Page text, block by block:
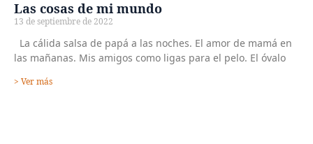
Las cosas de mi mundo
13 de septiembre de 2022
La cálida salsa de papá a las noches. El amor de mamá en
las mañanas. Mis amigos como ligas para el pelo. El óvalo
> Ver más